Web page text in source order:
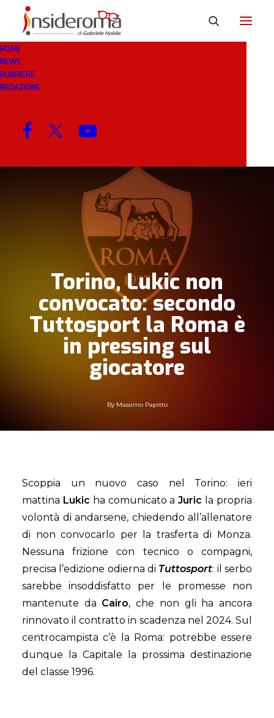
HOME
NEWS
RUBRICHE
REDAZIONE
13 AGO 2022
Torino, Lukic non
convocato: secondo
Tuttosport la Roma è
in pressing sul
giocatore
By Massimo Papitto
Scoppia un nuovo caso nel Torino: ieri
mattina Lukic ha comunicato aJuric la propria
volontà di andarsene, chiedendo all’allenatore
di non convocarlo per la trasferta di Monza.
Nessuna frizione con tecnico o compagni,
precisa l’edizione odierna di Tuttosport: il serbo
sarebbe insoddisfatto per le promesse non
mantenute da Cairo, che non gli ha ancora
rinnovato il contratto in scadenza nel 2024. Sul
centrocampista c’è la Roma: potrebbe essere
dunque la Capitale la prossima destinazione
del classe 1996.